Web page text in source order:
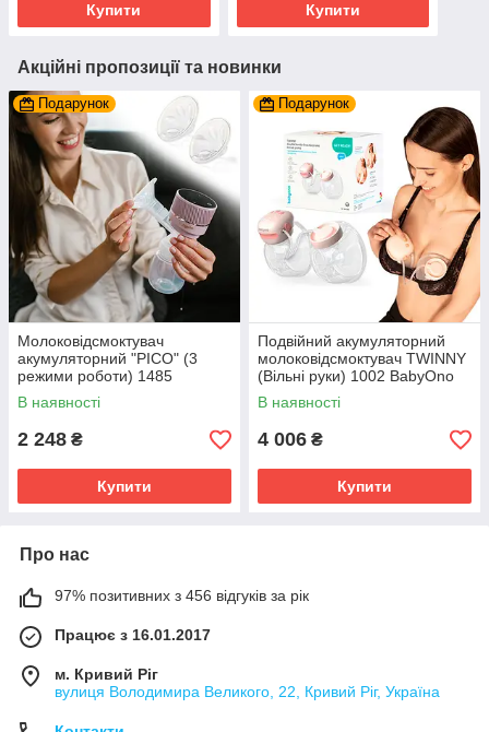
Купити Купити
Акційні пропозиції та новинки
Подарунок
Молоковідсмоктувач
акумуляторний "PICO" (3
режими роботи) 1485
BabyOno
В наявності
2 248 ₴
Купити
Подарунок
Подвійний акумуляторний
молоковідсмоктувач TWINNY
(Вільні руки) 1002 BabyOno
В наявності
4 006 ₴
Купити
Про нас
97% позитивних з 456 відгуків за рік
Працює з 16.01.2017
м. Кривий Ріг
вулиця Володимира Великого, 22, Кривий Ріг, Україна